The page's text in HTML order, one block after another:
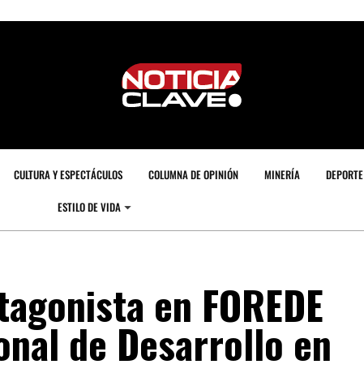
CULTURA Y ESPECTÁCULOS COLUMNA DE OPINIÓN MINERÍA DEPORTE
ESTILO DE VIDA
en FOREDE
de Desarrollo en